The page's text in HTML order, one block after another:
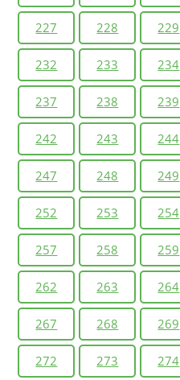
227 228 229
232 233 234
237 238 239
242 243 244
247 248 249
252 253 254
257 258 259
262 263 264
267 268 269
272 273 274